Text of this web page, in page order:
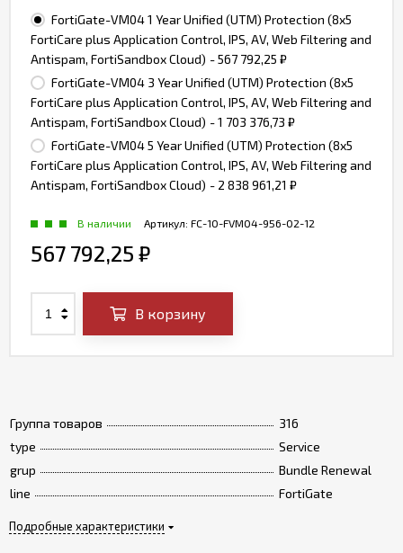
Группа товаров
316
type
Service
grup
Bundle Renewal
line
FortiGate
Подробные характеристики
FortiGate-VM04 1 Year Unified (UTM) Protection (8x5
FortiCare plus Application Control, IPS, AV, Web Filtering and
Antispam, FortiSandbox Cloud) - 567 792,25 ₽
FortiGate-VM04 3 Year Unified (UTM) Protection (8x5
FortiCare plus Application Control, IPS, AV, Web Filtering and
Antispam, FortiSandbox Cloud) - 1 703 376,73 ₽
FortiGate-VM04 5 Year Unified (UTM) Protection (8x5
FortiCare plus Application Control, IPS, AV, Web Filtering and
Antispam, FortiSandbox Cloud) - 2 838 961,21 ₽
Артикул: FC-10-FVM04-956-02-12
В наличии
567 792,25 ₽
В корзину